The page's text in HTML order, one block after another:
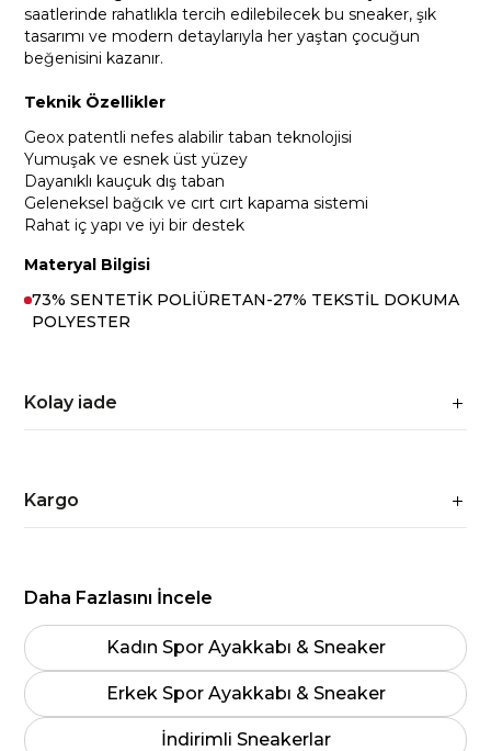
saatlerinde rahatlıkla tercih edilebilecek bu sneaker, şık
tasarımı ve modern detaylarıyla her yaştan çocuğun
beğenisini kazanır.
Teknik Özellikler
Geox patentli nefes alabilir taban teknolojisi
Yumuşak ve esnek üst yüzey
Dayanıklı kauçuk dış taban
Geleneksel bağcık ve cırt cırt kapama sistemi
Rahat iç yapı ve iyi bir destek
Materyal Bilgisi
73% SENTETİK POLİÜRETAN-27% TEKSTİL DOKUMA
POLYESTER
Kolay iade
Kargo
Daha Fazlasını İncele
Kadın Spor Ayakkabı & Sneaker
Erkek Spor Ayakkabı & Sneaker
İndirimli Sneakerlar